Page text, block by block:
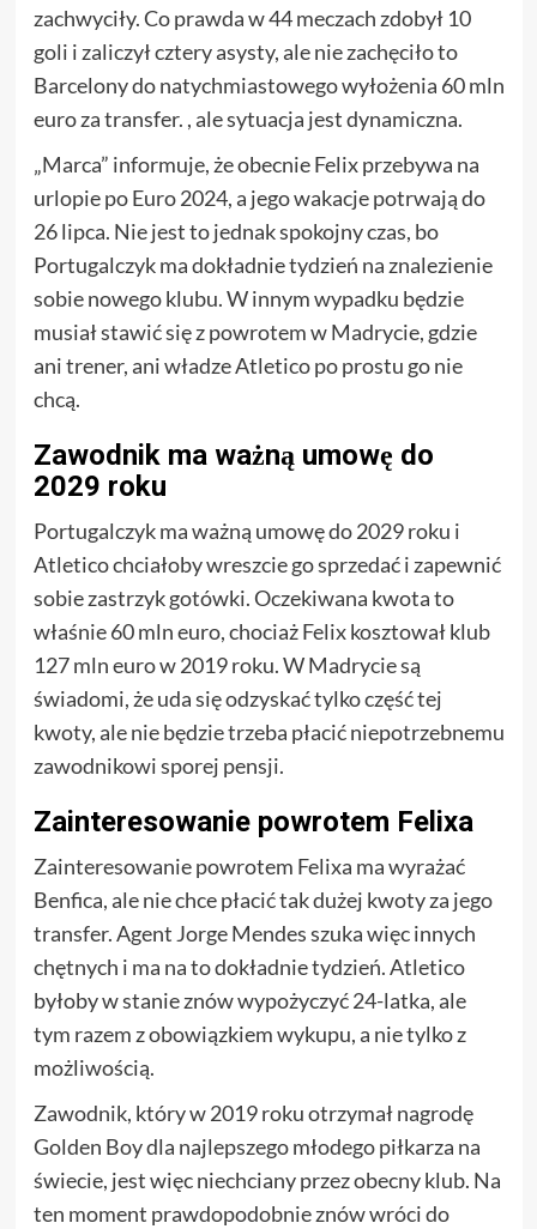
zachwyciły. Co prawda w 44 meczach zdobył 10
goli i zaliczył cztery asysty, ale nie zachęciło to
Barcelony do natychmiastowego wyłożenia 60 mln
euro za transfer. , ale sytuacja jest dynamiczna.
„Marca” informuje, że obecnie Felix przebywa na
urlopie po Euro 2024, a jego wakacje potrwają do
26 lipca. Nie jest to jednak spokojny czas, bo
Portugalczyk ma dokładnie tydzień na znalezienie
sobie nowego klubu. W innym wypadku będzie
musiał stawić się z powrotem w Madrycie, gdzie
ani trener, ani władze Atletico po prostu go nie
chcą.
Zawodnik ma ważną umowę do
2029 roku
Portugalczyk ma ważną umowę do 2029 roku i
Atletico chciałoby wreszcie go sprzedać i zapewnić
sobie zastrzyk gotówki. Oczekiwana kwota to
właśnie 60 mln euro, chociaż Felix kosztował klub
127 mln euro w 2019 roku. W Madrycie są
świadomi, że uda się odzyskać tylko część tej
kwoty, ale nie będzie trzeba płacić niepotrzebnemu
zawodnikowi sporej pensji.
Zainteresowanie powrotem Felixa
Zainteresowanie powrotem Felixa ma wyrażać
Benfica, ale nie chce płacić tak dużej kwoty za jego
transfer. Agent Jorge Mendes szuka więc innych
chętnych i ma na to dokładnie tydzień. Atletico
byłoby w stanie znów wypożyczyć 24-latka, ale
tym razem z obowiązkiem wykupu, a nie tylko z
możliwością.
Zawodnik, który w 2019 roku otrzymał nagrodę
Golden Boy dla najlepszego młodego piłkarza na
świecie, jest więc niechciany przez obecny klub. Na
ten moment prawdopodobnie znów wróci do